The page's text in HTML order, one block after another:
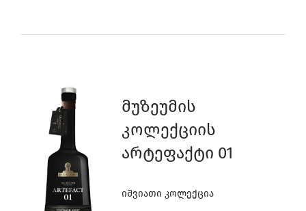
0 0
2
3
4
Მუზეუმის
Კოლექციის
Არტეფაქტი 01
Იშვიათი Კოლექცია